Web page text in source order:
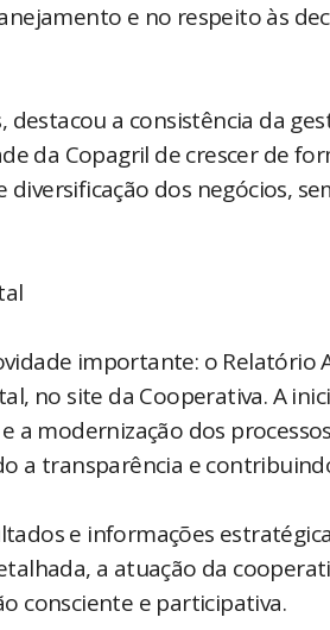
e no respeito às
destacou a consistência da
da Copagril de crescer de
diversificação dos negócios,
importante: o Relatório
no site da Cooperativa. A
a modernização dos
a transparência e
e informações
a atuação da
consciente e participativa.